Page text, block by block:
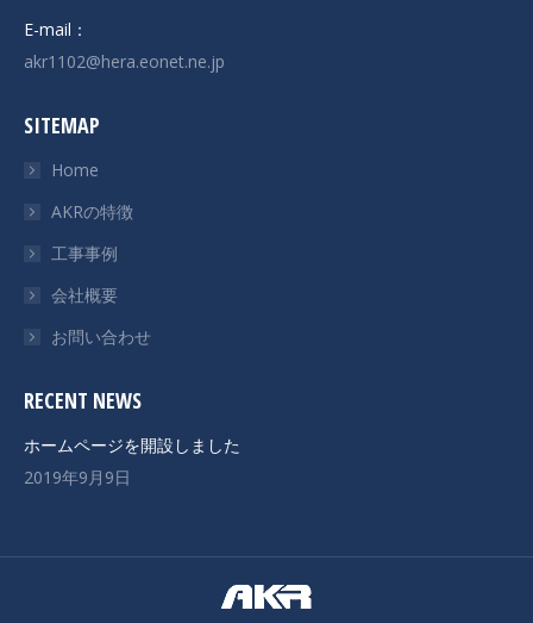
E-mail：
akr1102@hera.eonet.ne.jp
SITEMAP
Home
AKRの特徴
工事事例
会社概要
お問い合わせ
RECENT NEWS
ホームページを開設しました
2019年9月9日